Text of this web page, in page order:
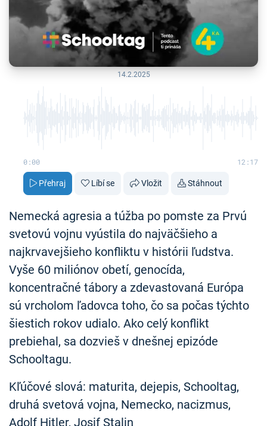
14.2.2025
0:00 12:17
Přehraj Líbí se Vložit Stáhnout
Nemecká agresia a túžba po pomste za Prvú
svetovú vojnu vyústila do najväčšieho a
najkrvavejšieho konfliktu v histórii ľudstva.
Vyše 60 miliónov obetí, genocída,
koncentračné tábory a zdevastovaná Európa
sú vrcholom ľadovca toho, čo sa počas týchto
šiestich rokov udialo. Ako celý konflikt
prebiehal, sa dozvieš v dnešnej epizóde
Schooltagu.
Kľúčové slová: maturita, dejepis, Schooltag,
druhá svetová vojna, Nemecko, nacizmus,
Adolf Hitler, Josif Stalin